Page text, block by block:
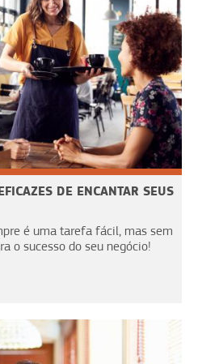
DE ENCANTAR SEUS
é uma tarefa fácil, mas sem
o sucesso do seu negócio!